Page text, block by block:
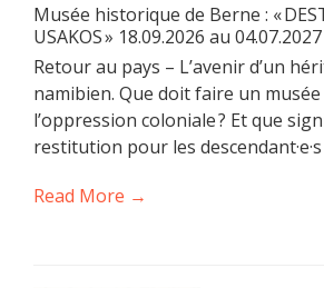
Musée historique de Berne : «
USAKOS » 18.09.2026 au 04.07.2027
Retour au pays – L’avenir d’un
namibien. Que doit faire un
l’oppression coloniale ? Et que
restitution pour les descendant·e·s
Read More →